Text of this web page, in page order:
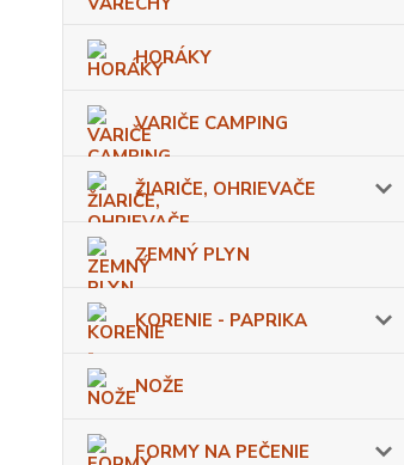
HORÁKY
VARIČE CAMPING
ŽIARIČE, OHRIEVAČE
ZEMNÝ PLYN
KORENIE - PAPRIKA
NOŽE
FORMY NA PEČENIE